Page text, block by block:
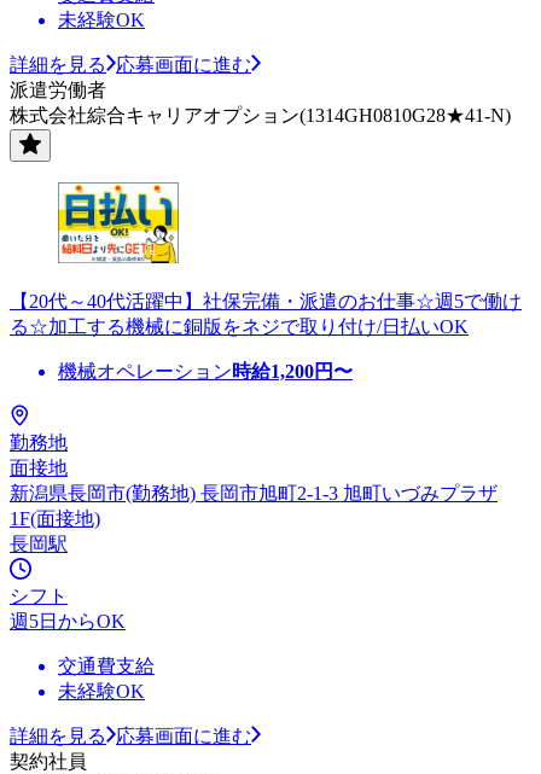
未経験OK
詳細を見る
応募画面に進む
派遣労働者
株式会社綜合キャリアオプション(1314GH0810G28★41-N)
【20代～40代活躍中】社保完備・派遣のお仕事☆週5で働け
る☆加工する機械に銅版をネジで取り付け/日払いOK
機械オペレーション時給1,200円〜
勤務地
面接地
新潟県長岡市(勤務地) 長岡市旭町2-1-3 旭町いづみプラザ
1F(面接地)
長岡駅
シフト
週5日からOK
交通費支給
未経験OK
詳細を見る
応募画面に進む
契約社員